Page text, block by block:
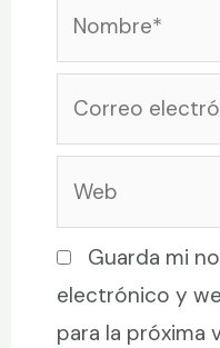
Guarda mi
electrónico y
para la próxima